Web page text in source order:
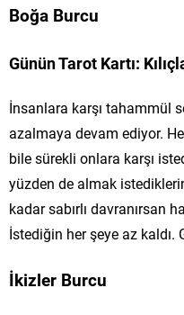
Boğa Burcu
Günün Tarot Kartı:
İnsanlara karşı tahammül
azalmaya devam ediyor.
bile sürekli onlara karşı
yüzden de almak
kadar sabırlı davranırsan
İstediğin her şeye az kaldı.
İkizler Burcu